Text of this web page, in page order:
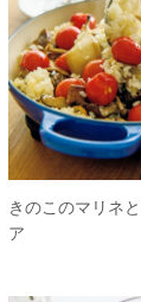
きのこのマリネ
ア